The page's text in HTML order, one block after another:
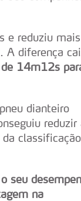
e reduziu mais
A diferença
de 14m12s
dianteiro
reduzir
classificação
seu
na